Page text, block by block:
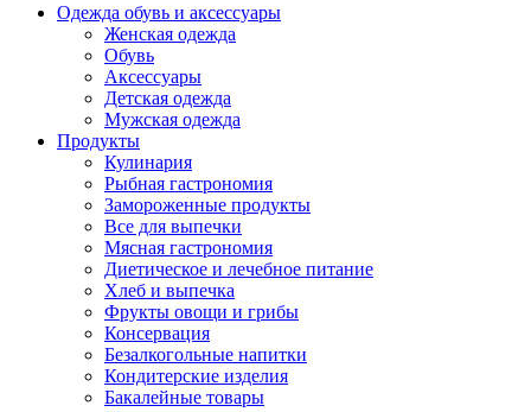
Одежда обувь и аксессуары
Женская одежда
Обувь
Аксессуары
Детская одежда
Мужская одежда
Продукты
Кулинария
Рыбная гастрономия
Замороженные продукты
Все для выпечки
Мясная гастрономия
Диетическое и лечебное питание
Хлеб и выпечка
Фрукты овощи и грибы
Консервация
Безалкогольные напитки
Кондитерские изделия
Бакалейные товары